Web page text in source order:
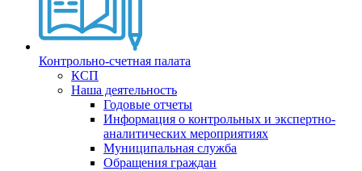
Контрольно-счетная палата
КСП
Наша деятельность
Годовые отчеты
Информация о контрольных и экспертно-
аналитических мероприятиях
Муниципальная служба
Обращения граждан